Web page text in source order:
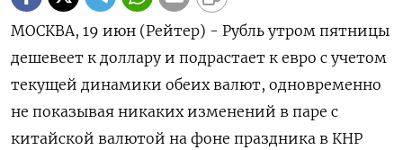
МОСКВА, 19 июн (Рейтер) - Рубль утром пятницы
дешевеет к доллару и подрастает к евро с учетом
текущей динамики обеих валют, одновременно
не показывая никаких изменений в паре с
китайской валютой на фоне праздника в КНР